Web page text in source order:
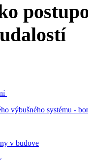
výbušného systému -
v budove